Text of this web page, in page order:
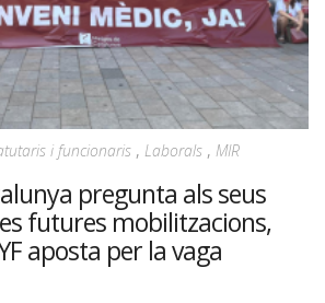
i funcionaris , Laborals , MIR
pregunta als seus
futures mobilitzacions,
aposta per la vaga